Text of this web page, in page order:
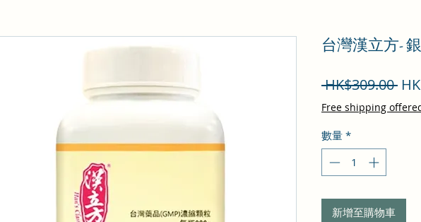
台灣漢立方-
HK$309.00 一
般
Free shipping
數量 *
新增至購物車